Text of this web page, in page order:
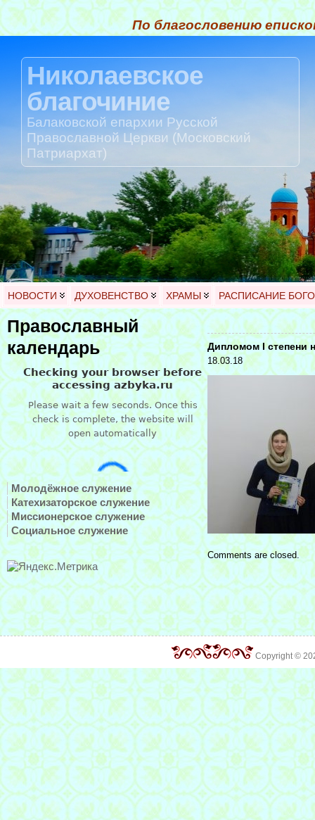
По благословению
Николаевское
благочиние
Балаковской епархии Русской
Православной Церкви (Московский
Патриархат)
НОВОСТИ ДУХОВЕНСТВО ХРАМЫ РАСПИСАНИЕ
Православный
календарь
Молодёжное служение
Катехизаторское служение
Миссионерское служение
Социальное служение
Дипломом I степени
18.03.18
Comments are closed.
Copyright ©